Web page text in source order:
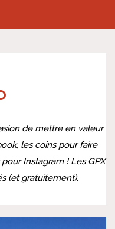
de mettre en valeur
les coins pour faire
Instagram ! Les GPX
(et gratuitement).